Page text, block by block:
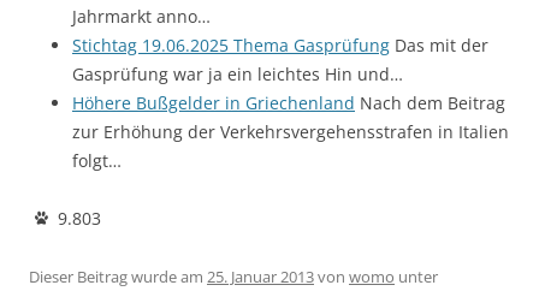
Jahrmarkt anno…
Stichtag 19.06.2025 Thema Gasprüfung Das mit der
Gasprüfung war ja ein leichtes Hin und…
Höhere Bußgelder in Griechenland Nach dem Beitrag
zur Erhöhung der Verkehrsvergehensstrafen in Italien
folgt…
9.803
Dieser Beitrag wurde am 25. Januar 2013von womo unter